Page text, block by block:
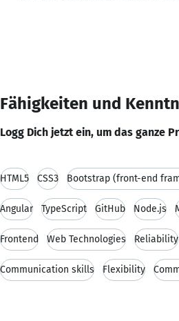
Fähigkeiten und
Logg Dich jetzt ein, um das ganze
HTML5 CSS3 Bootstrap (front-end
Angular TypeScript GitHub Node.js
Frontend Web Technologies Reliability
Communication skills Flexibility